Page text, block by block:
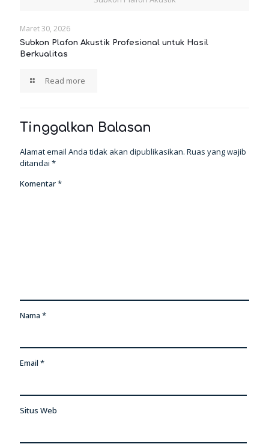
Maret 30, 2026
Subkon Plafon Akustik Profesional untuk Hasil
Berkualitas
Read more
Tinggalkan Balasan
Alamat email Anda tidak akan dipublikasikan. Ruas yang wajib
ditandai *
Komentar*
Nama *
Email *
Situs Web